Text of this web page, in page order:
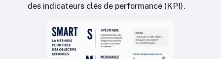
des indicateurs clés de performance (KPI).